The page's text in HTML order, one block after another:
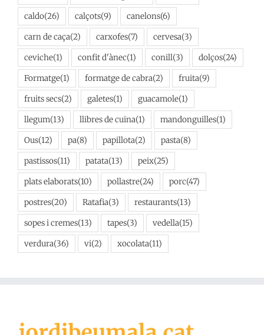
caldo(26) calçots(9) canelons(6)
carn de caça(2) carxofes(7) cervesa(3)
ceviche(1) confit d'ànec(1) conill(3) dolços(24)
Formatge(1) formatge de cabra(2) fruita(9)
fruits secs(2) galetes(1) guacamole(1)
llegum(13) llibres de cuina(1) mandonguilles(1)
Ous(12) pa(8) papillota(2) pasta(8)
pastissos(11) patata(13) peix(25)
plats elaborats(10) pollastre(24) porc(47)
postres(20) Ratafia(3) restaurants(13)
sopes i cremes(13) tapes(3) vedella(15)
verdura(36) vi(2) xocolata(11)